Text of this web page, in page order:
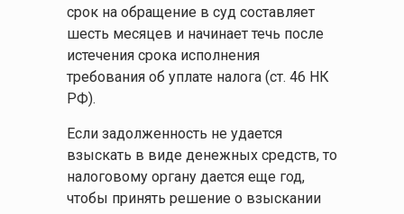
срок на обращение в суд составляет
шесть месяцев и начинает течь после
истечения срока исполнения
требования об уплате налога (ст. 46 НК
РФ).
Если задолженность не удается
взыскать в виде денежных средств, то
налоговому органу дается еще год,
чтобы принять решение о взыскании